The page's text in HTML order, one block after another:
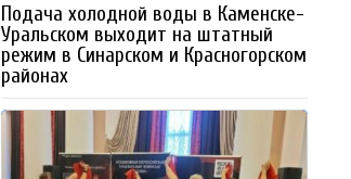
Подача холодной воды в Каменске-
Уральском выходит на штатный
режим в Синарском и Красногорском
районах